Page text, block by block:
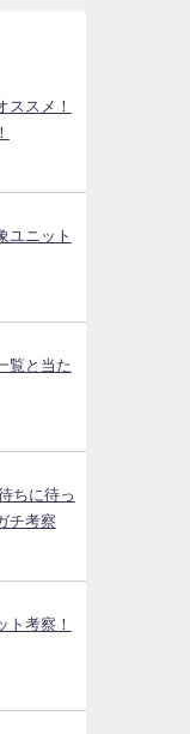
ススメ！
ユニット
覧と当た
ちに待っ
チ考察
ト考察！